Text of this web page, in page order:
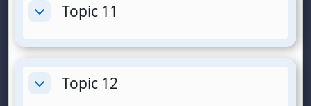
CollapseTopic 11
CollapseTopic 12